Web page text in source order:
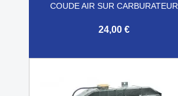
COUDE AIR SUR CARBURATEUR
24,00 €